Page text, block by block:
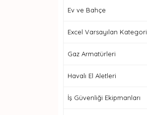
Ev ve Bahçe
Excel Varsayılan Kategori
Gaz Armatürleri
Havalı El Aletleri
İş Güvenliği Ekipmanları